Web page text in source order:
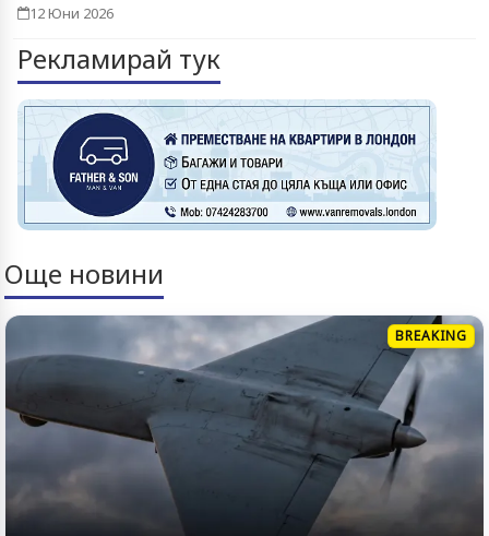
12 Юни 2026
Рекламирай тук
Още новини
BREAKING